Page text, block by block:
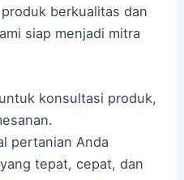
berkualitas dan
siap menjadi mitra
untuk konsultasi produk,
pertanian Anda
tepat, cepat, dan